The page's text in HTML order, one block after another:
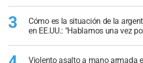
3
Cómo es la situación de la
en EE.UU.: "Hablamos una vez
Violento asalto a mano armada